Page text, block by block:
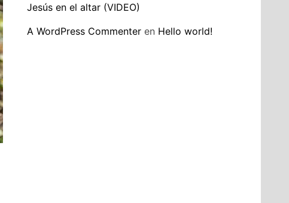
Jesús en el altar (VIDEO)
A WordPress Commenter en Hello world!